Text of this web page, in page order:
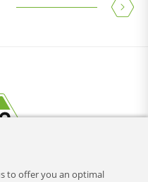
to offer you an optimal